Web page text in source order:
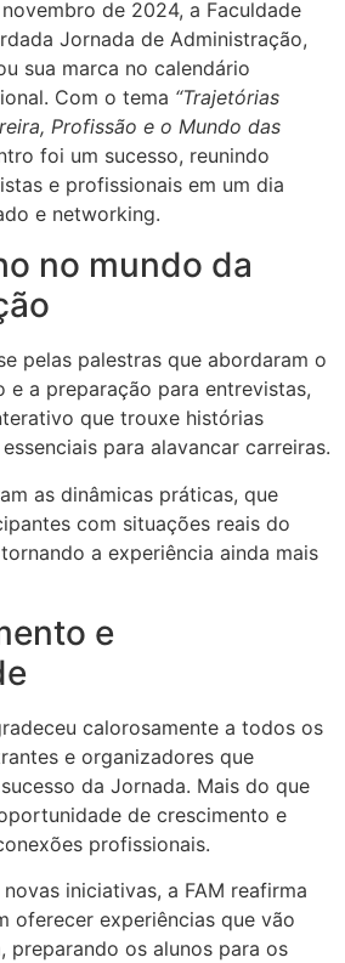
de 2024, a Faculdade
Jornada de Administração,
sua marca no calendário
Com o tema “Trajetórias
Profissão e o Mundo das
foi um sucesso, reunindo
e profissionais em um dia
e networking.
no mundo da
pelas palestras que abordaram o
e a preparação para entrevistas,
que trouxe histórias
para alavancar carreiras.
as dinâmicas práticas, que
com situações reais do
a experiência ainda mais
e
calorosamente a todos os
e organizadores que
da Jornada. Mais do que
de crescimento e
profissionais.
iniciativas, a FAM reafirma
oferecer experiências que vão
preparando os alunos para os